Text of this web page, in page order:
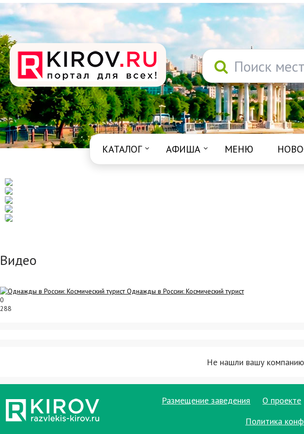
Поиск
КАТАЛОГ АФИША МЕНЮ
Видео
Однажды в России: Космический турист
0
288
Не нашли вашу компанию
Размещение заведения О проекте
Политика